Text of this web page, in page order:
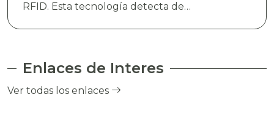
RFID. Esta tecnología detecta de
el cobro de peaje a través del debito
usuario.
Enlaces de Interes
Ver todas los enlaces